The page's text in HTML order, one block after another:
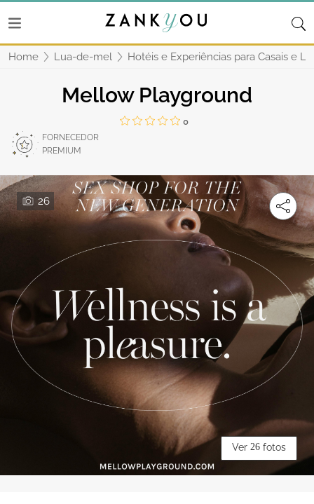
Home Lua-de-mel Hotéis e Experiências para Casais e
Mellow Playground
0
FORNECEDOR
PREMIUM
26
Ver 26 fotos